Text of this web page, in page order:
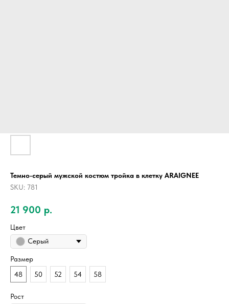
Темно-серый мужской костюм тройка в клетку ARAIGNEE
SKU: 781
21 900 р.
Цвет
Серый
Размер
48
50 52 54 58
Рост